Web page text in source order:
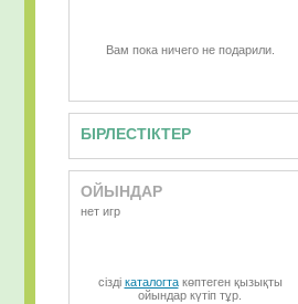
Вам пока ничего не подарили.
БІРЛЕСТІКТЕР
ОЙЫНДАР
нет игр
сізді каталогтакөптеген қызықты
ойындар күтіп тұр.